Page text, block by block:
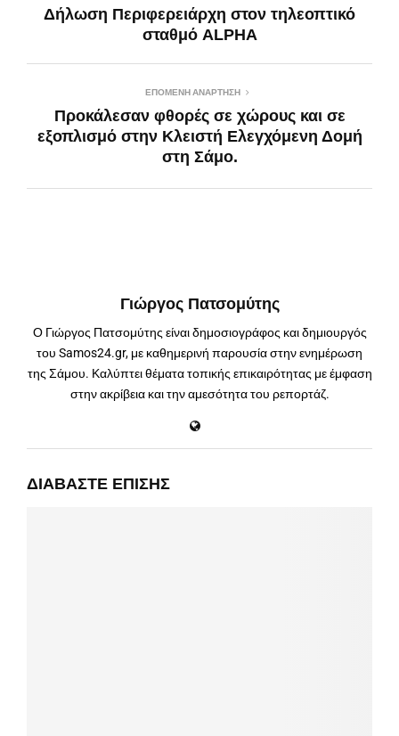
Δήλωση Περιφερειάρχη στον τηλεοπτικό
σταθμό ALPHA
ΕΠΌΜΕΝΗ ΑΝΆΡΤΗΣΗ
Προκάλεσαν φθορές σε χώρους και σε
εξοπλισμό στην Κλειστή Ελεγχόμενη Δομή
στη Σάμο.
Γιώργος Πατσομύτης
Ο Γιώργος Πατσομύτης είναι δημοσιογράφος και δημιουργός
του Samos24.gr, με καθημερινή παρουσία στην ενημέρωση
της Σάμου. Καλύπτει θέματα τοπικής επικαιρότητας με έμφαση
στην ακρίβεια και την αμεσότητα του ρεπορτάζ.
ΔΙΑΒΆΣΤΕ ΕΠΊΣΗΣ